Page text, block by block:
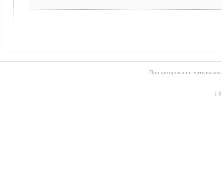
При цитировании материалов
[